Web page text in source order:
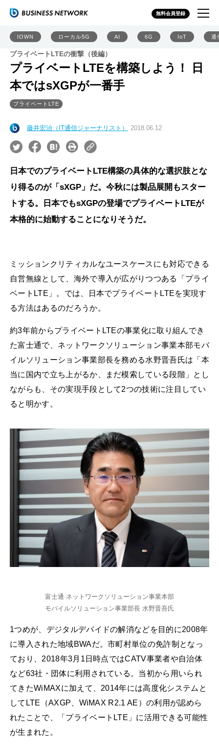
無料会員登録
IOWN ローカル5G AI 6G IoT 通
プライベートLTEの衝撃（後編）
プライベートLTEを構築しよう！ 日
本ではsXGPが一番手
プライベートLTE
藤井宏治（IT通信ジャーナリスト） 2018.06.12
日本でのプライベートLTE構築の具体的な選択肢とな
り得るのが「sXGP」だ。今秋には製品展開もスター
トする。日本でもsXGPの登場でプライベートLTEが
本格的に始動することになりそうだ。
ミッションクリティカルなユースケースにも対応できる
自営無線として、海外で導入が広がりつつある「プライ
ベートLTE」。では、日本でプライベートLTEを実現す
る方法はあるのだろうか。
約3年前からプライベートLTEの事業化に取り組んでき
た富士通で、ネットワークソリューション事業本部モバ
イルソリューション事業部長を務める水野晋吾氏は「本
当に国内で立ち上がるか、まだ模索している段階」とし
ながらも、その実現手段として2つの技術に注目してい
ると明かす。
富士通 ネットワークソリューション事業本部
モバイルソリューション事業部長 水野晋吾氏
1つめが、デジタルデバイドの解消などを目的に2008年
に導入された地域BWAだ。市町村単位の免許制となっ
ており、2018年3月1日時点ではCATV事業者や自治体
など63社・団体に利用されている。当初から用いられ
てきたWiMAXに加えて、2014年には高度化システムと
してLTE（AXGP、WiMAX R2.1 AE）の利用が認めら
れたことで、「プライベートLTE」に活用できる可能性
が生まれた。